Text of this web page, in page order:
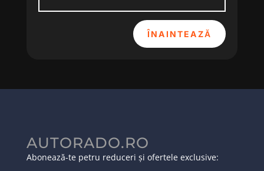
ÎNAINTEAZĂ
AUTORADO.RO
Abonează-te petru reduceri și ofertele exclusive: